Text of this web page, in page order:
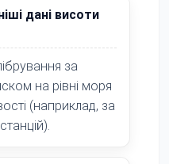
дані висоти
за
на рівні моря
(наприклад, за